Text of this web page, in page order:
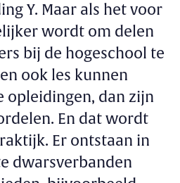
Y. Maar als het voor
wordt om delen
bij de hogeschool te
ook les kunnen
opleidingen, dan zijn
En dat wordt
Er ontstaan in
dwarsverbanden